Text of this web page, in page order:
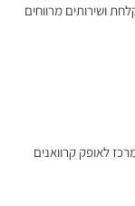
ושירותים מרווחים
לאופק קרוואנים